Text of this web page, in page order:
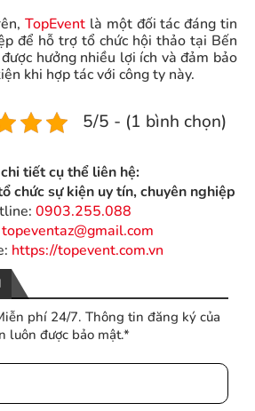
TopEvent là một đối tác đáng tin
để hỗ trợ tổ chức hội thảo tại Bến
hưởng nhiều lợi ích và đảm bảo
khi hợp tác với công ty này.
5/5 - (1 bình chọn)
tiết cụ thể liên hệ:
chức sự kiện uy tín, chuyên nghiệp
0903.255.088
topeventaz@gmail.com
https://topevent.com.vn
phí 24/7. Thông tin đăng ký của
luôn được bảo mật.*